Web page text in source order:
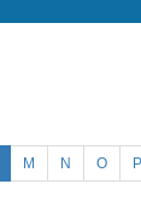
M N O P